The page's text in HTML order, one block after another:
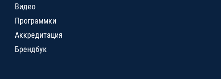
Видео
Программки
Аккредитация
Брендбук